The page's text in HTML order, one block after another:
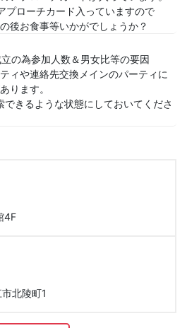
プローチカード入っていますので
後お食事等いかがでしょうか？
の為参加人数＆男女比等の要因
ィや連絡先交換メインのパーティに
ります。
できるような状態にしておいてくださ
4F
北陵町1